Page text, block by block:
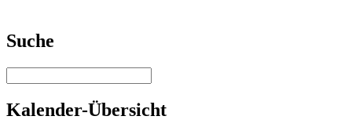
Suche
Kalender-Übersicht